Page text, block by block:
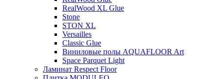
RealWood XL Glue
Stone
STON XL
Versailles
Classic Glue
Виниловые полы AQUAFLOOR Art
Space Parquet Light
Ламинат Respect Floor